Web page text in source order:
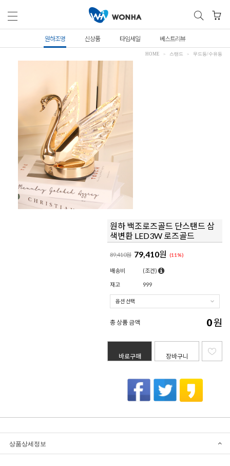
원하조명 신상품 타임세일 베스트리뷰
HOME 스탠드 무드등/수유등
원하 백조로즈골드 단스탠드 삼
색변환 LED3W 로즈골드
89,410원 79,410원 (11 %)
배송비 (조건)
재고 999
총 상품 금액 0원
바로구매 장바구니
상품상세정보